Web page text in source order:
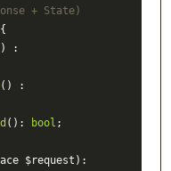
+ State)
{
()
() : bool ;
$request)